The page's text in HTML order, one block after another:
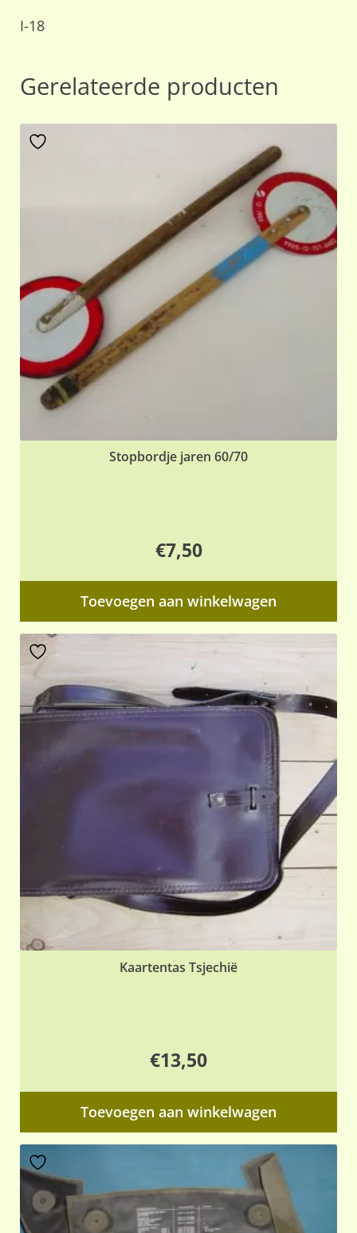
I-18
Gerelateerde producten
Stopbordje jaren 60/70
€7,50
Toevoegen aan winkelwagen
Kaartentas Tsjechië
€13,50
Toevoegen aan winkelwagen